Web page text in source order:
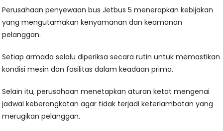
Perusahaan penyewaan bus Jetbus 5 menerapkan kebijakan
yang mengutamakan kenyamanan dan keamanan
pelanggan.
Setiap armada selalu diperiksa secara rutin untuk memastikan
kondisi mesin dan fasilitas dalam keadaan prima.
Selain itu, perusahaan menetapkan aturan ketat mengenai
jadwal keberangkatan agar tidak terjadi keterlambatan yang
merugikan pelanggan.